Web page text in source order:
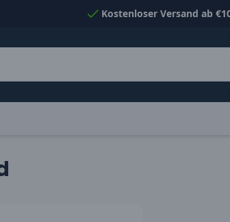
Kostenloser Versand ab